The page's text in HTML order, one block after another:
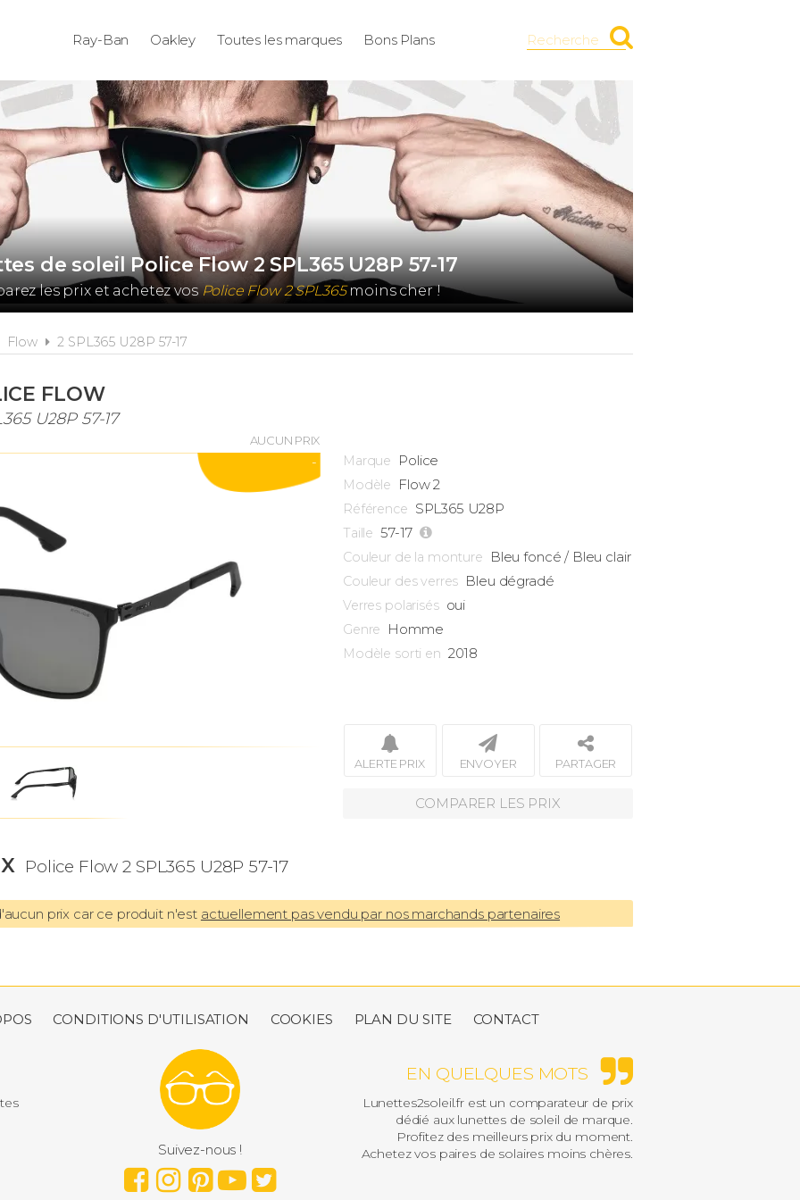
Ray-Ban Oakley Toutes les marques Bons Plans Recherche
de soleil Police Flow 2 SPL365 U28P 57-17
les prix et achetez vosPolice Flow 2 SPL365moins cher !
Flow 2 SPL365 U28P 57-17
FLOW
U28P 57-17
AUCUN PRIX
- Marque Police
Modèle Flow2
Référence SPL365 U28P
Taille 57-17
Couleur de la monture Bleu foncé / Bleu clair
Couleur des verres Bleu dégradé
Verres polarisés oui
Genre Homme
Modèle sorti en 2018
ALERTE PRIX ENVOYER PARTAGER
COMPARER LES PRIX
Police Flow 2 SPL365 U28P 57-17
prix car ce produit n'est actuellement pas vendu par nos marchands partenaires
CONDITIONS D'UTILISATION COOKIES PLAN DU SITE CONTACT
EN QUELQUES MOTS
Lunettes2soleil.fr est un comparateur de prix
dédié aux lunettes de soleil de marque.
Profitez des meilleurs prix du moment.
Achetez vos paires de solaires moins chères.
Suivez-nous !